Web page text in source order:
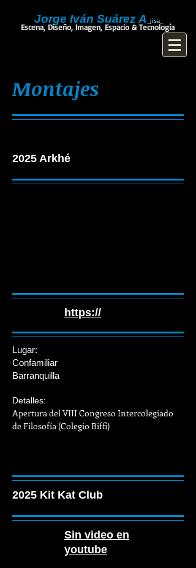
Jorge Iván Suárez A _jisa_
Escena, Diseño, Imagen, Espacio & Tecnología
Montajes
2025 Arkhé
https://
Lugar:
Confamiliar
Barranquilla
Detalles:
Apertura del VIII Congreso Intercolegiado
de Filosofía (Colegio Biffi)
2025 Kit Kat Club
Sin video en
youtube